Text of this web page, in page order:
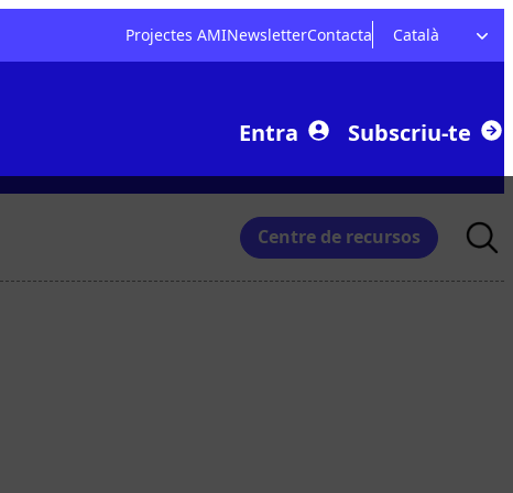
Projectes AMINewsletterContacta Català
Entra Subscriu-te
Centre de recursos
for: